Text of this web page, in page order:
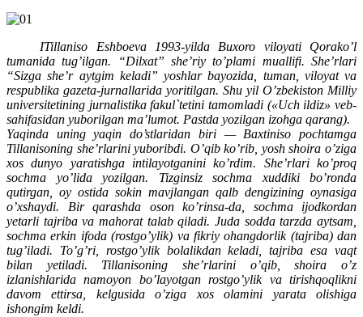
ITillaniso Eshboeva 1993-yilda Buxoro viloyati Qorako’l
tumanida tug’ilgan. “Dilxat” she’riy to’plami muallifi. She’rlari
“Sizga she’r aytgim keladi” yoshlar bayozida, tuman, viloyat va
respublika gazeta-jurnallarida yoritilgan. Shu yil O’zbekiston Milliy
universitetining jurnalistika fakul`tetini tamomladi («Uch ildiz» veb-
sahifasidan yuborilgan ma’lumot. Pastda yozilgan izohga qarang).
Yaqinda uning yaqin do’stlaridan biri — Baxtiniso pochtamga
Tillanisoning she’rlarini yuboribdi. O’qib ko’rib, yosh shoira o’ziga
xos dunyo yaratishga intilayotganini ko’rdim. She’rlari ko’proq
sochma yo’lida yozilgan. Tizginsiz sochma xuddiki bo’ronda
qutirgan, oy ostida sokin mavjlangan qalb dengizining oynasiga
o’xshaydi. Bir qarashda oson ko’rinsa-da, sochma ijodkordan
yetarli tajriba va mahorat talab qiladi. Juda sodda tarzda aytsam,
sochma erkin ifoda (rostgo’ylik) va fikriy ohangdorlik (tajriba) dan
tug’iladi. To’g’ri, rostgo’ylik bolalikdan keladi, tajriba esa vaqt
bilan yetiladi. Tillanisoning she’rlarini o’qib, shoira o’z
izlanishlarida namoyon bo’layotgan rostgo’ylik va tirishqoqlikni
davom ettirsa, kelgusida o’ziga xos olamini yarata olishiga
ishongim keldi.